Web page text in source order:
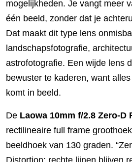
mogelijkheden. Je vangt meer
één beeld, zonder dat je
Dat maakt dit type lens
landschapsfotografie,
astrofotografie. Een wijde lens
bewuster te kaderen, want
komt in beeld.
De Laowa 10mm f/2.8 Zero-D
rectilineaire full frame
beeldhoek van 130 graden.
Distortion: rechte lijnen blijven